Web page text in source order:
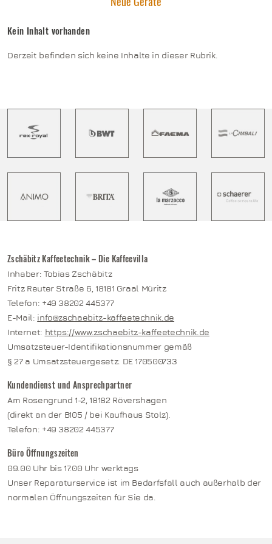
Kein Inhalt vorhanden
Derzeit befinden sich keine Inhalte in dieser Rubrik.
Zschäbitz Kaffeetechnik – Die Kaffeevilla
Inhaber: Tobias Zschäbitz
Fritz Reuter Straße 6, 18181 Graal Müritz
Telefon: +49 38202 445377
E-Mail: info@zschaebitz-kaffeetechnik.de
Internet: https://www.zschaebitz-kaffeetechnik.de
Umsatzsteuer-Identifikationsnummer gemäß
§ 27 a Umsatzsteuergesetz: DE 170500733
Kundendienst und Ansprechpartner
Am Rosengrund 1-2, 18182 Rövershagen
(direkt an der B105 / bei Kaufhaus Stolz).
Telefon: +49 38202 445377
Büro Öffnungszeiten
09.00 Uhr bis 17.00 Uhr werktags
Unser Reparaturservice ist im Bedarfsfall auch außerhalb der
normalen Öffnungszeiten für Sie da.